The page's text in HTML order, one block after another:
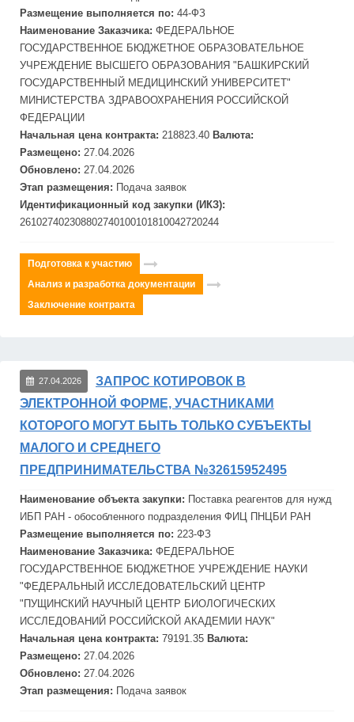
Размещение выполняется по: 44-ФЗ
Наименование Заказчика: ФЕДЕРАЛЬНОЕ
ГОСУДАРСТВЕННОЕ БЮДЖЕТНОЕ ОБРАЗОВАТЕЛЬНОЕ
УЧРЕЖДЕНИЕ ВЫСШЕГО ОБРАЗОВАНИЯ "БАШКИРСКИЙ
ГОСУДАРСТВЕННЫЙ МЕДИЦИНСКИЙ УНИВЕРСИТЕТ"
МИНИСТЕРСТВА ЗДРАВООХРАНЕНИЯ РОССИЙСКОЙ
ФЕДЕРАЦИИ
Начальная цена контракта: 218823.40 Валюта:
Размещено: 27.04.2026
Обновлено: 27.04.2026
Этап размещения: Подача заявок
Идентификационный код закупки (ИКЗ):
261027402308802740100101810042720244
Подготовка к участию
Анализ и разработка документации
Заключение контракта
27.04.2026
ЗАПРОС КОТИРОВОК В
ЭЛЕКТРОННОЙ ФОРМЕ, УЧАСТНИКАМИ
КОТОРОГО МОГУТ БЫТЬ ТОЛЬКО СУБЪЕКТЫ
МАЛОГО И СРЕДНЕГО
ПРЕДПРИНИМАТЕЛЬСТВА №32615952495
Наименование объекта закупки: Поставка реагентов для нужд
ИБП РАН - обособленного подразделения ФИЦ ПНЦБИ РАН
Размещение выполняется по: 223-ФЗ
Наименование Заказчика: ФЕДЕРАЛЬНОЕ
ГОСУДАРСТВЕННОЕ БЮДЖЕТНОЕ УЧРЕЖДЕНИЕ НАУКИ
"ФЕДЕРАЛЬНЫЙ ИССЛЕДОВАТЕЛЬСКИЙ ЦЕНТР
"ПУЩИНСКИЙ НАУЧНЫЙ ЦЕНТР БИОЛОГИЧЕСКИХ
ИССЛЕДОВАНИЙ РОССИЙСКОЙ АКАДЕМИИ НАУК"
Начальная цена контракта: 79191.35 Валюта:
Размещено: 27.04.2026
Обновлено: 27.04.2026
Этап размещения: Подача заявок